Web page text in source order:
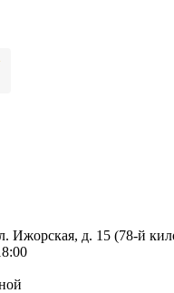
Ижорская, д. 15 (78-й